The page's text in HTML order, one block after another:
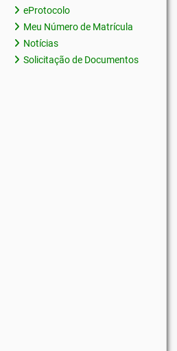
eProtocolo
Meu Número de Matrícula
Notícias
Solicitação de Documentos